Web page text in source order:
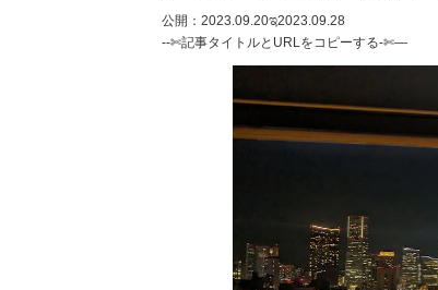
公開：2023.09.20ಇ2023.09.28
--✄記事タイトルとURLをコピーする-✄—